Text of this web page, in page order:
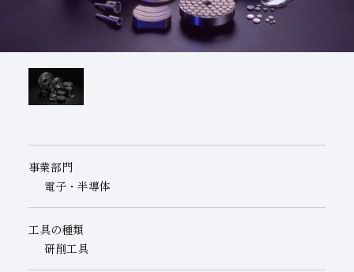
事業紹介
サステナビリティブックレット
事業部門
電子・半導体
工具の種類
研削工具